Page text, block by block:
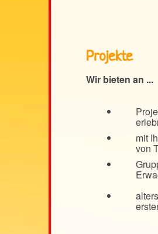
Projekte
Wir bieten an ...
mit
von